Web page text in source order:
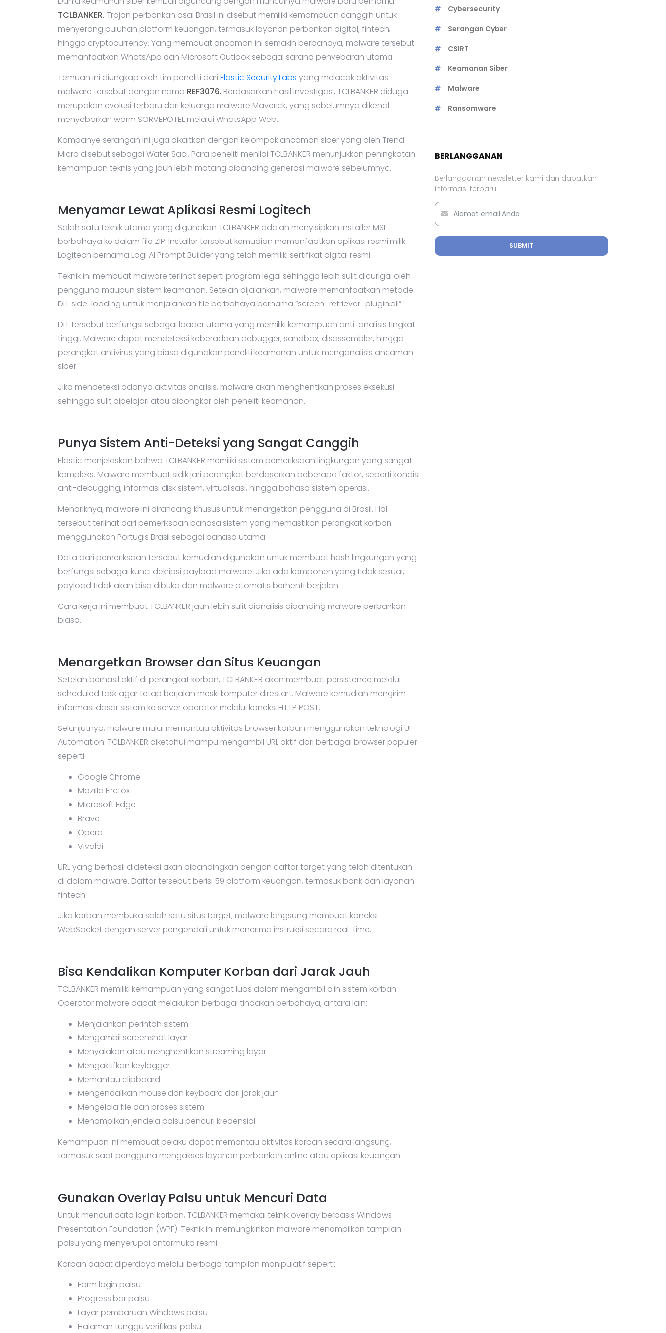
TCLBANKER. Trojan perbankan asal Brasil ini disebut memiliki kemampuan canggih untuk
menyerang puluhan platform keuangan, termasuk layanan perbankan digital, fintech,
hingga cryptocurrency. Yang membuat ancaman ini semakin berbahaya, malware tersebut
memanfaatkan WhatsApp dan Microsoft Outlook sebagai sarana penyebaran utama.
Temuan ini diungkap oleh tim peneliti dari Elastic Security Labs yang melacak aktivitas
malware tersebut dengan nama REF3076. Berdasarkan hasil investigasi, TCLBANKER diduga
merupakan evolusi terbaru dari keluarga malware Maverick, yang sebelumnya dikenal
menyebarkan worm SORVEPOTEL melalui WhatsApp Web.
Kampanye serangan ini juga dikaitkan dengan kelompok ancaman siber yang oleh Trend
Micro disebut sebagai Water Saci. Para peneliti menilai TCLBANKER menunjukkan peningkatan
kemampuan teknis yang jauh lebih matang dibanding generasi malware sebelumnya.
Menyamar Lewat Aplikasi Resmi Logitech
Salah satu teknik utama yang digunakan TCLBANKER adalah menyisipkan installer MSI
berbahaya ke dalam file ZIP. Installer tersebut kemudian memanfaatkan aplikasi resmi milik
Logitech bernama Logi AI Prompt Builder yang telah memiliki sertifikat digital resmi.
Teknik ini membuat malware terlihat seperti program legal sehingga lebih sulit dicurigai oleh
pengguna maupun sistem keamanan. Setelah dijalankan, malware memanfaatkan metode
DLL side-loading untuk menjalankan file berbahaya bernama “screen_retriever_plugin.dll”.
DLL tersebut berfungsi sebagai loader utama yang memiliki kemampuan anti-analisis tingkat
tinggi. Malware dapat mendeteksi keberadaan debugger, sandbox, disassembler, hingga
perangkat antivirus yang biasa digunakan peneliti keamanan untuk menganalisis ancaman
siber.
Jika mendeteksi adanya aktivitas analisis, malware akan menghentikan proses eksekusi
sehingga sulit dipelajari atau dibongkar oleh peneliti keamanan.
Punya Sistem Anti-Deteksi yang Sangat Canggih
Elastic menjelaskan bahwa TCLBANKER memiliki sistem pemeriksaan lingkungan yang sangat
kompleks. Malware membuat sidik jari perangkat berdasarkan beberapa faktor, seperti kondisi
anti-debugging, informasi disk sistem, virtualisasi, hingga bahasa sistem operasi.
Menariknya, malware ini dirancang khusus untuk menargetkan pengguna di Brasil. Hal
tersebut terlihat dari pemeriksaan bahasa sistem yang memastikan perangkat korban
menggunakan Portugis Brasil sebagai bahasa utama.
Data dari pemeriksaan tersebut kemudian digunakan untuk membuat hash lingkungan yang
berfungsi sebagai kunci dekripsi payload malware. Jika ada komponen yang tidak sesuai,
payload tidak akan bisa dibuka dan malware otomatis berhenti berjalan.
Cara kerja ini membuat TCLBANKER jauh lebih sulit dianalisis dibanding malware perbankan
biasa.
Menargetkan Browser dan Situs Keuangan
Setelah berhasil aktif di perangkat korban, TCLBANKER akan membuat persistence melalui
scheduled task agar tetap berjalan meski komputer direstart. Malware kemudian mengirim
informasi dasar sistem ke server operator melalui koneksi HTTP POST.
Selanjutnya, malware mulai memantau aktivitas browser korban menggunakan teknologi UI
Automation. TCLBANKER diketahui mampu mengambil URL aktif dari berbagai browser populer
seperti:
Google Chrome
Mozilla Firefox
Microsoft Edge
Brave
Opera
Vivaldi
URL yang berhasil dideteksi akan dibandingkan dengan daftar target yang telah ditentukan
di dalam malware. Daftar tersebut berisi 59 platform keuangan, termasuk bank dan layanan
fintech.
Jika korban membuka salah satu situs target, malware langsung membuat koneksi
WebSocket dengan server pengendali untuk menerima instruksi secara real-time.
Bisa Kendalikan Komputer Korban dari Jarak Jauh
TCLBANKER memiliki kemampuan yang sangat luas dalam mengambil alih sistem korban.
Operator malware dapat melakukan berbagai tindakan berbahaya, antara lain:
Menjalankan perintah sistem
Mengambil screenshot layar
Menyalakan atau menghentikan streaming layar
Mengaktifkan keylogger
Memantau clipboard
Mengendalikan mouse dan keyboard dari jarak jauh
Mengelola file dan proses sistem
Menampilkan jendela palsu pencuri kredensial
Kemampuan ini membuat pelaku dapat memantau aktivitas korban secara langsung,
termasuk saat pengguna mengakses layanan perbankan online atau aplikasi keuangan.
Gunakan Overlay Palsu untuk Mencuri Data
Untuk mencuri data login korban, TCLBANKER memakai teknik overlay berbasis Windows
Presentation Foundation (WPF). Teknik ini memungkinkan malware menampilkan tampilan
palsu yang menyerupai antarmuka resmi.
Korban dapat diperdaya melalui berbagai tampilan manipulatif seperti:
Form login palsu
Progress bar palsu
Layar pembaruan Windows palsu
Halaman tunggu verifikasi palsu
Cybersecurity
Serangan Cyber
CSIRT
Keamanan Siber
Malware
Ransomware
BERLANGGANAN
Berlangganan newsletter kami dan dapatkan
informasi terbaru.
SUBMIT